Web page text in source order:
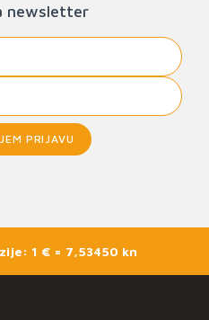
newsletter
PRIJAVU
1 € = 7,53450 kn